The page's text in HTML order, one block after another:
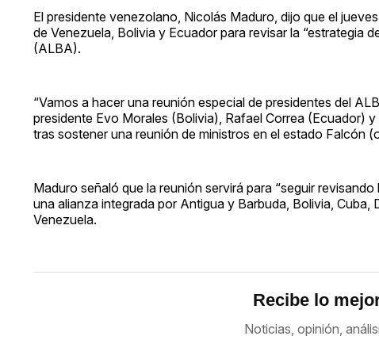
El presidente venezolano, Nicolás Maduro, dijo que el
de Venezuela, Bolivia y Ecuador para revisar la “estrategia
(ALBA).
“Vamos a hacer una reunión especial de presidentes del
presidente Evo Morales (Bolivia), Rafael Correa (Ecuador)
tras sostener una reunión de ministros en el estado Falcón
Maduro señaló que la reunión servirá para “seguir
una alianza integrada por Antigua y Barbuda, Bolivia,
Venezuela.
Recibe lo
Noticias, opinión,